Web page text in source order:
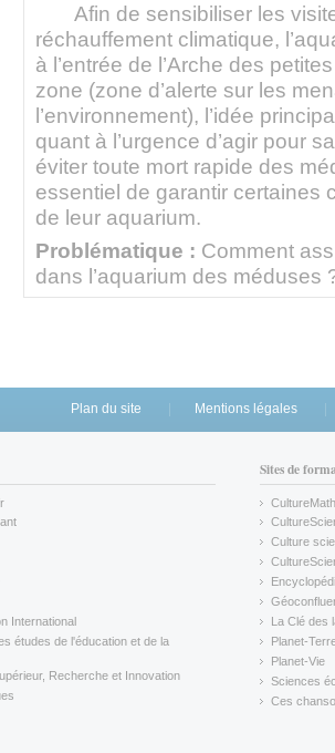
Afin de sensibiliser les
réchauffement climatique,
à l’entrée de l’Arche des
zone (zone d’alerte sur les
l’environnement), l’idée
quant à l’urgence d’agir pour
éviter toute mort rapide des
essentiel de garantir certaines
de leur aquarium.
Problématique : Comment
dans l’aquarium des méduses
Plan du site Mentions légales
International
études de l'éducation et de la
Recherche et Innovation
Sites de
CultureMath
(link is
(link is
Culture
(link is
(link is
(link is
La Clé des
(link is
Planet-
(link is
Planet-Vie
(link is
Sciences
(link is
Ces